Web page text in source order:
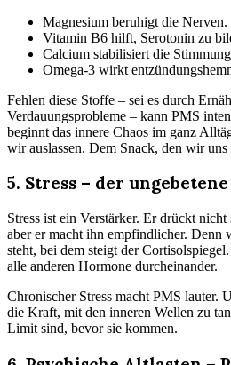
Magnesium beruhigt die Nerven.
Vitamin B6 hilft, Serotonin zu
Calcium stabilisiert die
Omega-3 wirkt
Fehlen diese Stoffe – sei es durch
Verdauungsprobleme – kann PMS
beginnt das innere Chaos im ganz
wir auslassen. Dem Snack, den wir uns
5. Stress – der
Stress ist ein Verstärker. Er drückt
aber er macht ihn empfindlicher. Denn
steht, bei dem steigt der
alle anderen Hormone durcheinander.
Chronischer Stress macht PMS lauter.
die Kraft, mit den inneren Wellen zu
Limit sind, bevor sie kommen.